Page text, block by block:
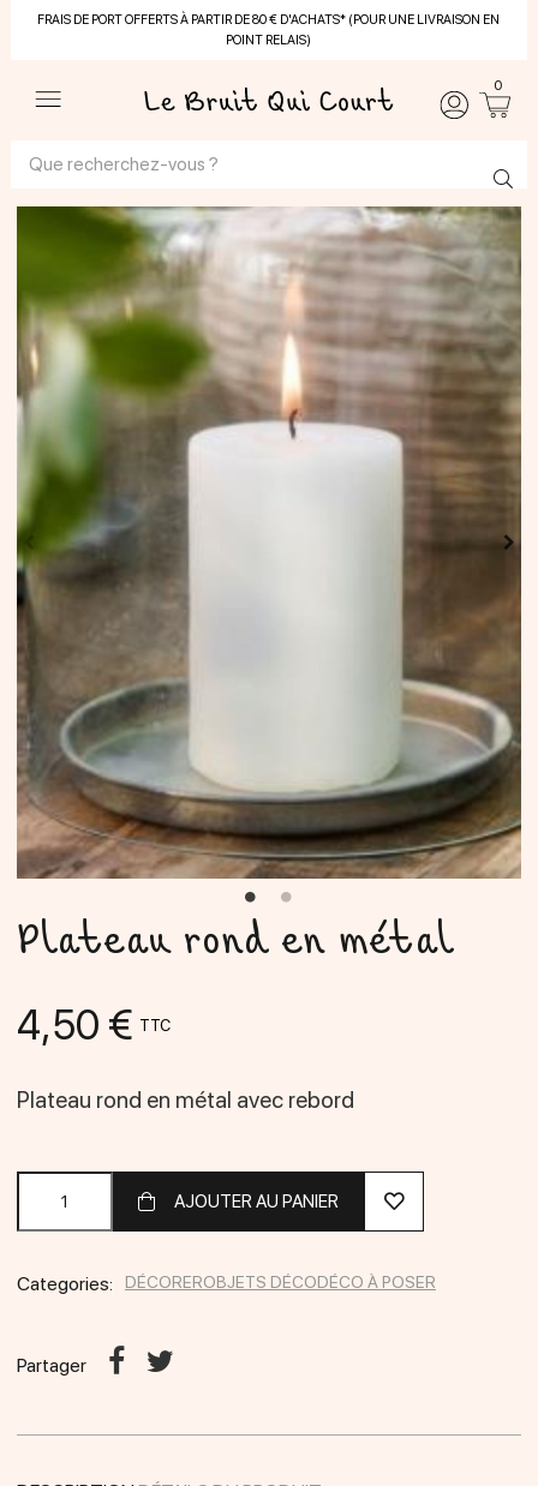
FRAIS DE PORT OFFERTS À PARTIR DE 80 € D'ACHATS* (POUR UNE LIVRAISON EN
POINT RELAIS)
0
Plateau rond en métal
4,50 € TTC
Plateau rond en métal avec rebord
AJOUTER AU PANIER
Categories: DÉCOREROBJETS DÉCODÉCO À POSER
Partager